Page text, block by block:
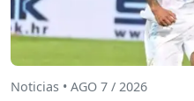
Noticias • AGO 7 / 2026